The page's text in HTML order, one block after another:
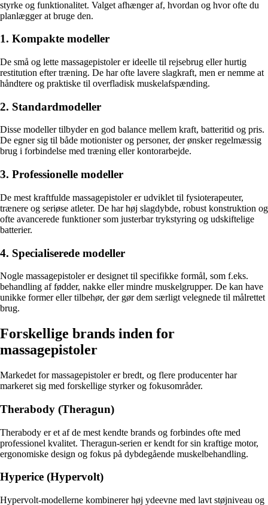
styrke og funktionalitet. Valget afhænger af, hvordan og hvor ofte du
planlægger at bruge den.
1. Kompakte modeller
De små og lette massagepistoler er ideelle til rejsebrug eller hurtig
restitution efter træning. De har ofte lavere slagkraft, men er nemme at
håndtere og praktiske til overfladisk muskelafspænding.
2. Standardmodeller
Disse modeller tilbyder en god balance mellem kraft, batteritid og pris.
De egner sig til både motionister og personer, der ønsker regelmæssig
brug i forbindelse med træning eller kontorarbejde.
3. Professionelle modeller
De mest kraftfulde massagepistoler er udviklet til fysioterapeuter,
trænere og seriøse atleter. De har høj slagdybde, robust konstruktion og
ofte avancerede funktioner som justerbar trykstyring og udskiftelige
batterier.
4. Specialiserede modeller
Nogle massagepistoler er designet til specifikke formål, som f.eks.
behandling af fødder, nakke eller mindre muskelgrupper. De kan have
unikke former eller tilbehør, der gør dem særligt velegnede til målrettet
brug.
Forskellige brands inden for
massagepistoler
Markedet for massagepistoler er bredt, og flere producenter har
markeret sig med forskellige styrker og fokusområder.
Therabody (Theragun)
Therabody er et af de mest kendte brands og forbindes ofte med
professionel kvalitet. Theragun-serien er kendt for sin kraftige motor,
ergonomiske design og fokus på dybdegående muskelbehandling.
Hyperice (Hypervolt)
Hypervolt-modellerne kombinerer høj ydeevne med lavt støjniveau og